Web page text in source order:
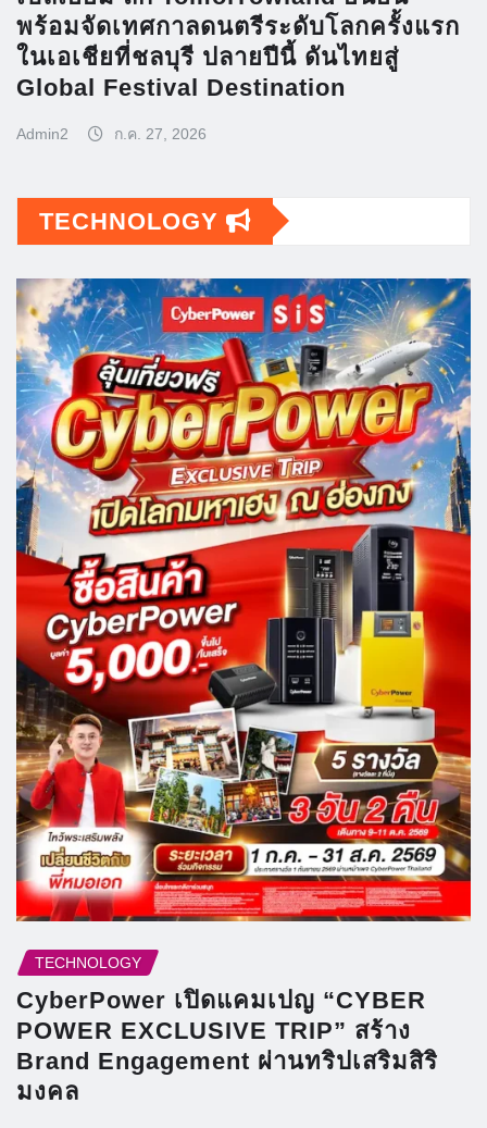
พร้อมจัดเทศกาลดนตรีระดับโลกครั้งแรก
ในเอเชียที่ชลบุรี ปลายปีนี้ ดันไทยสู่
Global Festival Destination
Admin2 ก.ค. 27, 2026
TECHNOLOGY
TECHNOLOGY
CyberPower เปิดแคมเปญ “CYBER
POWER EXCLUSIVE TRIP” สร้าง
Brand Engagement ผ่านทริปเสริมสิริ
มงคล